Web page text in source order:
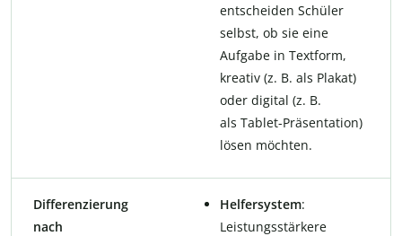
entscheiden Schüler
selbst, ob sie eine
Aufgabe in Textform,
kreativ (z. B. als Plakat)
oder digital (z. B.
als Tablet-Präsentation)
lösen möchten.
Differenzierung
nach
Helfersystem:
Leistungsstärkere